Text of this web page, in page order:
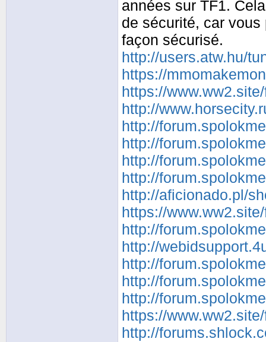
années sur TF1.
de sécurité, car vous
façon sécurisé.
http://users.atw.hu/
https://
https://
http://
http://
http://
http://
http://
http://aficionado.pl/
https://
http://
http://
http://
http://
http://
https://
http://